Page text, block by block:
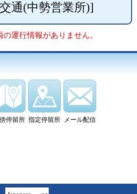
通(中勢営業所)]
運行情報がありません。
停留所 指定停留所 メール配信